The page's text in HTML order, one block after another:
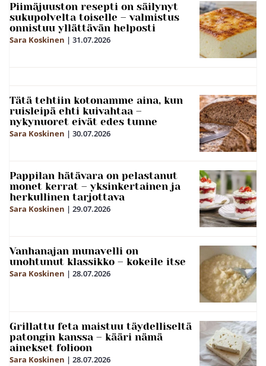
Piimäjuuston resepti on säilynyt
sukupolvelta toiselle – valmistus
onnistuu yllättävän helposti
Sara Koskinen | 31.07.2026
Tätä tehtiin kotonamme aina, kun
ruisleipä ehti kuivahtaa –
nykynuoret eivät edes tunne
Sara Koskinen | 30.07.2026
Pappilan hätävara on pelastanut
monet kerrat – yksinkertainen ja
herkullinen tarjottava
Sara Koskinen | 29.07.2026
Vanhanajan munavelli on
unohtunut klassikko – kokeile itse
Sara Koskinen | 28.07.2026
Grillattu feta maistuu täydelliseltä
patongin kanssa – kääri nämä
ainekset folioon
Sara Koskinen | 28.07.2026